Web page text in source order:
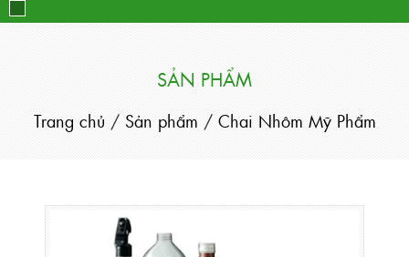
SẢN PHẨM
Trang chủ / Sản phẩm / Chai Nhôm Mỹ Phẩm